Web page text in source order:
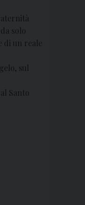
solo
di un reale
sul
Santo